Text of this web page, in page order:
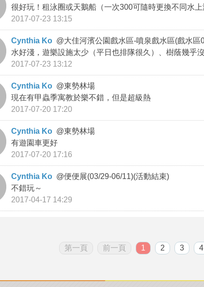
很好玩！租泳圈或天鵝船（一次300可隨時更換不同水
2017-07-23 13:15
Cynthia Ko @大佳河濱公園戲水區-噴泉戲水區(戲水
水好淺，遊樂設施太少（平日也排隊很久）、樹蔭幾乎
2017-07-23 13:12
Cynthia Ko @東勢林場
現在有甲蟲季寓教於樂不錯，但是超級熱
2017-07-20 17:20
Cynthia Ko @東勢林場
有遊園車更好
2017-07-20 17:16
Cynthia Ko @便便展(03/29-06/11)(活動結束)
不錯玩～
2017-04-17 14:29
第一頁 前一頁 1 2 3 4